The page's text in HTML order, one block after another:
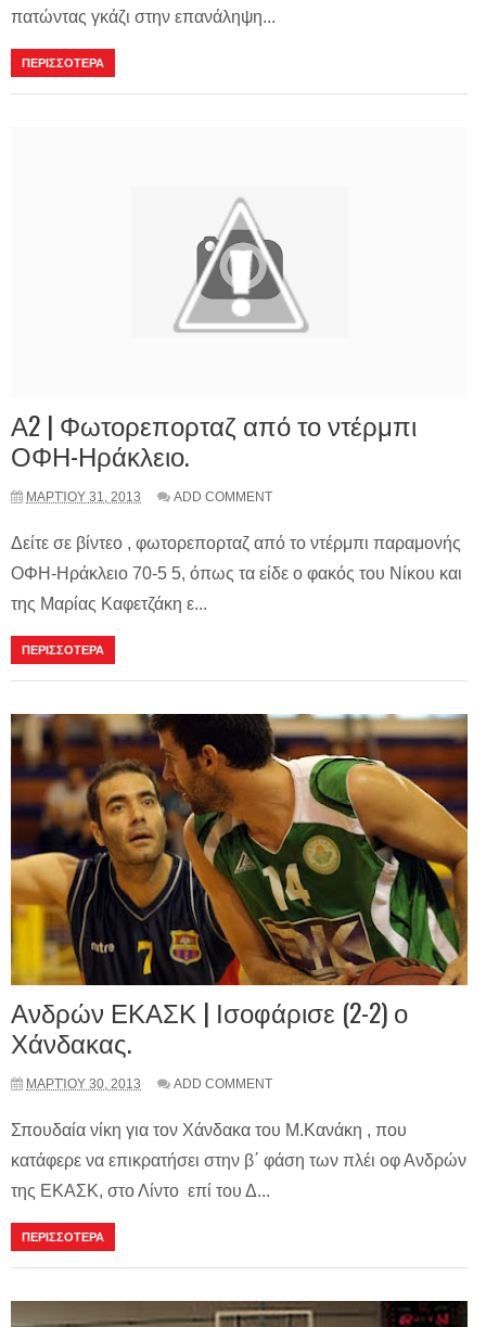
πατώντας γκάζι στην επανάληψη...
ΠΕΡΙΣΣΟΤΕΡΑ
Α2 | Φωτορεπορταζ από το ντέρμπι
ΟΦΗ-Ηράκλειο.
ΜΑΡΤΊΟΥ 31, 2013 ADD COMMENT
Δείτε σε βίντεο , φωτορεπορταζ από το ντέρμπι παραμονής
ΟΦΗ-Ηράκλειο 70-5 5, όπως τα είδε ο φακός του Νίκου και
της Μαρίας Καφετζάκη ε...
ΠΕΡΙΣΣΟΤΕΡΑ
Ανδρών ΕΚΑΣΚ | Ισοφάρισε (2-2) ο
Χάνδακας.
ΜΑΡΤΊΟΥ 30, 2013 ADD COMMENT
Σπουδαία νίκη για τον Χάνδακα του Μ.Kανάκη , που
κατάφερε να επικρατήσει στην β΄ φάση των πλέι οφ Ανδρών
της ΕΚΑΣΚ, στο Λίντο επί του Δ...
ΠΕΡΙΣΣΟΤΕΡΑ